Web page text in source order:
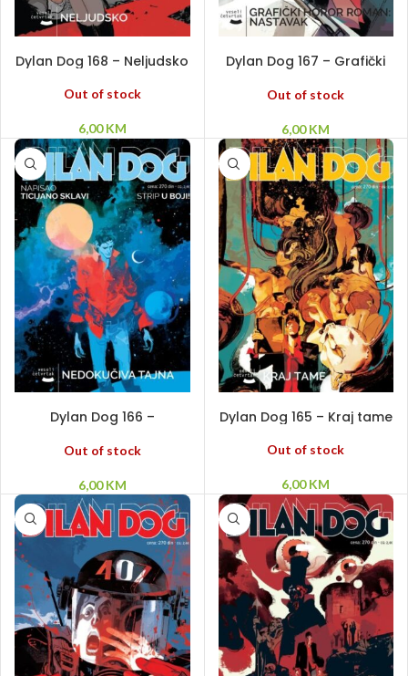
Dylan Dog 168 – Neljudsko
Out of stock
6,00KM
Dylan Dog 167 – Grafički
Out of stock
6,00KM
Dylan Dog 166 –
Nedokučiva tajna
Out of stock
6,00KM
Dylan Dog 165 – Kraj tame
Out of stock
6,00KM